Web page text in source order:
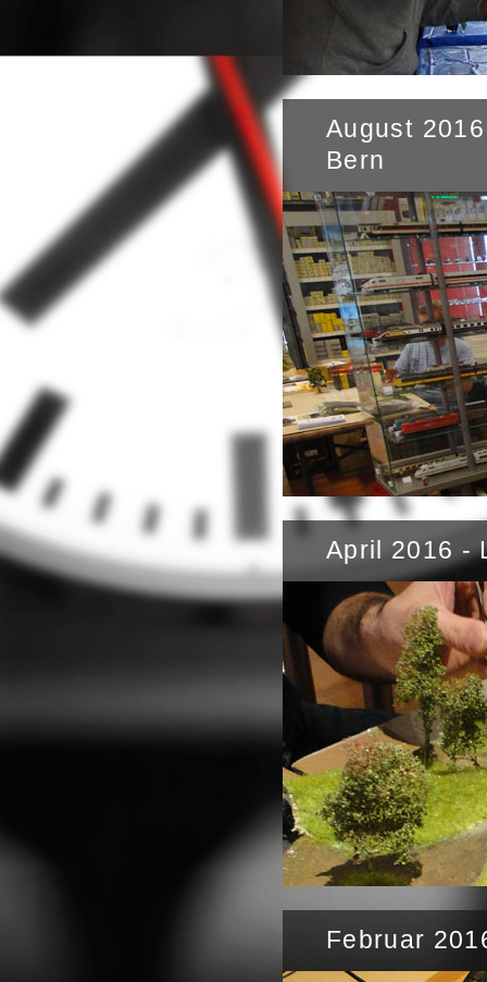
August
Bern
April 2016 -
Februar